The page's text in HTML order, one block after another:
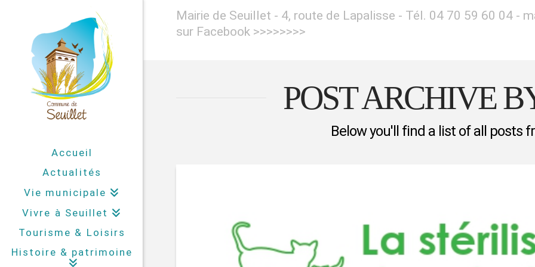
Mairie de Seuillet - 4, route de Lapalisse - Tél. 04 70 59 60 04 -
sur Facebook >>>>>>>>
Accueil
Actualités
Vie municipale
Vivre à Seuillet
Tourisme & Loisirs
Histoire & patrimoine
POST ARCHIVE
Below you'll find a list of all posts